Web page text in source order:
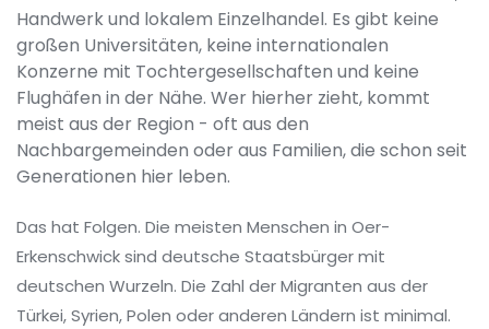
Handwerk und lokalem Einzelhandel. Es gibt keine
großen Universitäten, keine internationalen
Konzerne mit Tochtergesellschaften und keine
Flughäfen in der Nähe. Wer hierher zieht, kommt
meist aus der Region - oft aus den
Nachbargemeinden oder aus Familien, die schon seit
Generationen hier leben.
Das hat Folgen. Die meisten Menschen in Oer-
Erkenschwick sind deutsche Staatsbürger mit
deutschen Wurzeln. Die Zahl der Migranten aus der
Türkei, Syrien, Polen oder anderen Ländern ist minimal.